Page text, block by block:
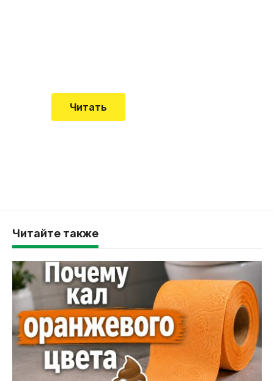
Читать
Читайте также